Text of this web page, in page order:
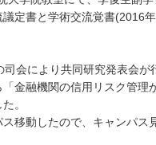
定書と学術交流覚書(2016
会により共同研究発表会
金融機関の信用リスク管
。
移動したので、キャンパス